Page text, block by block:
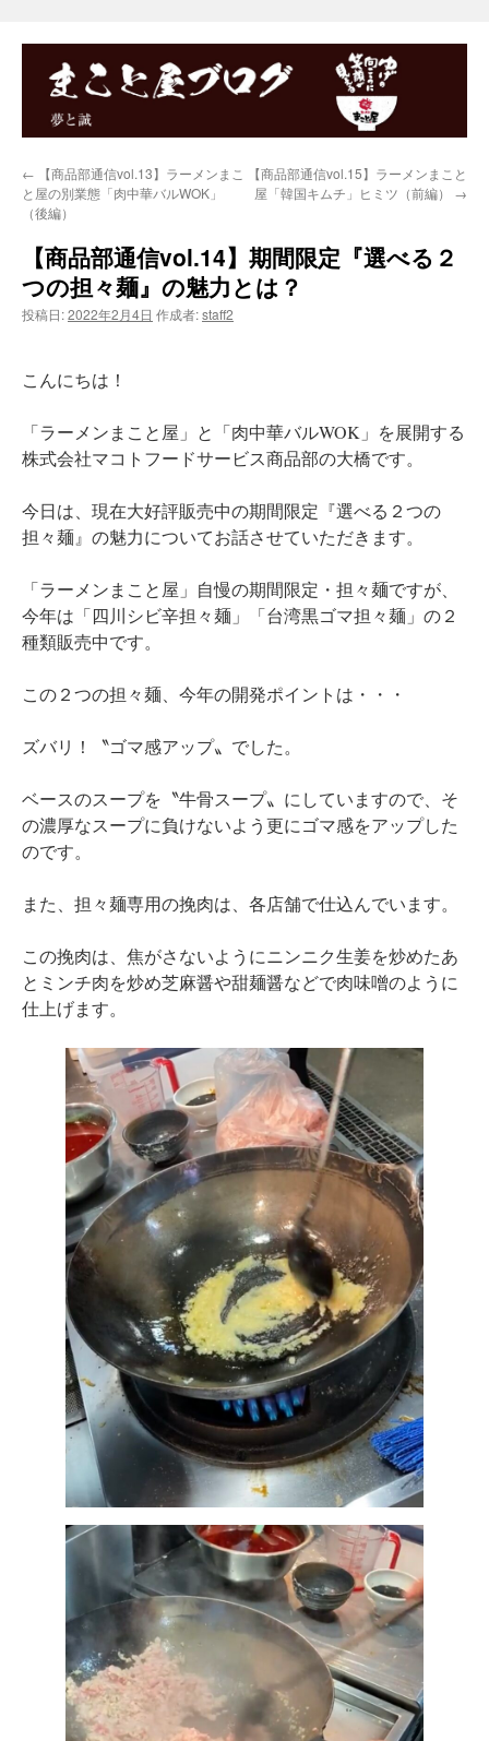
← 【商品部通信vol.13】ラーメンまこ
と屋の別業態「肉中華バルWOK」
（後編）
【商品部通信vol.15】ラーメンまこと
屋「韓国キムチ」ヒミツ（前編） →
【商品部通信vol.14】期間限定『選べる２
つの担々麺』の魅力とは？
投稿日:2022年2月4日 作成者:staff2
こんにちは！
「ラーメンまこと屋」と「肉中華バルWOK」を展開する
株式会社マコトフードサービス商品部の大橋です。
今日は、現在大好評販売中の期間限定『選べる２つの
担々麺』の魅力についてお話させていただきます。
「ラーメンまこと屋」自慢の期間限定・担々麺ですが、
今年は「四川シビ辛担々麺」「台湾黒ゴマ担々麺」の２
種類販売中です。
この２つの担々麺、今年の開発ポイントは・・・
ズバリ！〝ゴマ感アップ〟でした。
ベースのスープを〝牛骨スープ〟にしていますので、そ
の濃厚なスープに負けないよう更にゴマ感をアップした
のです。
また、担々麺専用の挽肉は、各店舗で仕込んでいます。
この挽肉は、焦がさないようにニンニク生姜を炒めたあ
とミンチ肉を炒め芝麻醤や甜麺醤などで肉味噌のように
仕上げます。